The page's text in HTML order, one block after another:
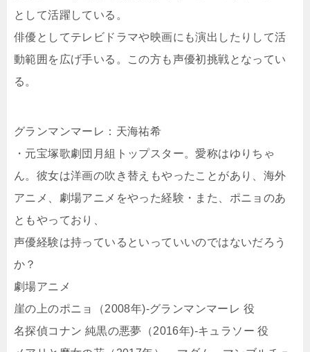
として活躍している。
俳優としてテレビドラマや映画にも演出したりして活
動範囲を広げ手いる。この方も声優初挑戦となってい
る。
グランマンマーレ：天海祐希
・元宝塚歌劇団月組トップスター。愛称はゆりちゃ
ん。彼女は洋画の吹き替えもやったことがあり、海外
アニメ、劇場アニメをやった経験・また、ポニョのあ
ともやっており、
声優経験は持っているといっていいのではないだろう
か？
劇場アニメ
崖の上のポニョ（2008年)-グランマンマーレ 役
名探偵コナン 純黒の悪夢（2016年)-キュラソー 役